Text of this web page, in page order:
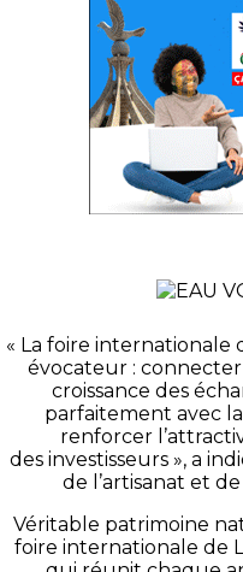
« La foire internationale
évocateur :
croissance des
parfaitement avec
renforcer
des investisseurs », a
de l’artisanat et
Véritable patrimoine
foire internationale de